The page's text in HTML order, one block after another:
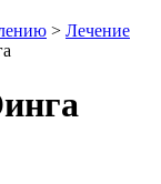
> Лечение